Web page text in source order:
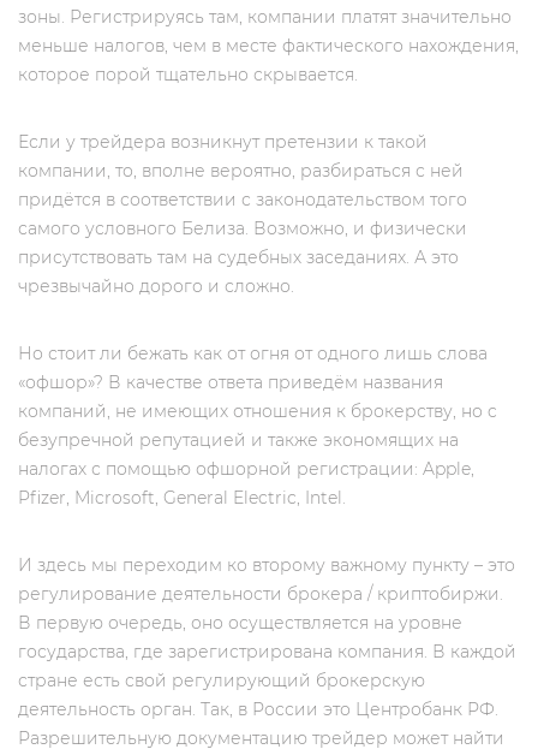
зоны. Регистрируясь там, компании платят значительно
меньше налогов, чем в месте фактического нахождения,
которое порой тщательно скрывается.
Если у трейдера возникнут претензии к такой
компании, то, вполне вероятно, разбираться с ней
придётся в соответствии с законодательством того
самого условного Белиза. Возможно, и физически
присутствовать там на судебных заседаниях. А это
чрезвычайно дорого и сложно.
Но стоит ли бежать как от огня от одного лишь слова
«офшор»? В качестве ответа приведём названия
компаний, не имеющих отношения к брокерству, но c
безупречной репутацией и также экономящих на
налогах с помощью офшорной регистрации: Apple,
Pfizer, Microsoft, General Electric, Intel.
И здесь мы переходим ко второму важному пункту – это
регулирование деятельности брокера / криптобиржи.
В первую очередь, оно осуществляется на уровне
государства, где зарегистрирована компания. В каждой
стране есть свой регулирующий брокерскую
деятельность орган. Так, в России это Центробанк РФ.
Разрешительную документацию трейдер может найти